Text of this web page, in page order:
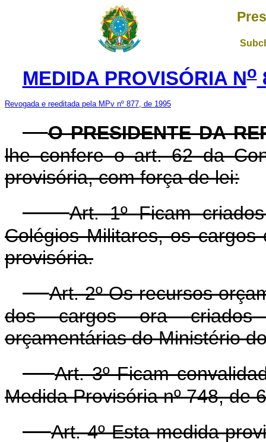
MEDIDA PROVISÓRIA No
Revogada e reeditada pela MPv nº 877, de 1995
O PRESIDENTE DA
lhe confere o art. 62 da
provisória, com força de lei:
Art. 1º Ficam
Colégios Militares, os
provisória.
Art. 2º Os recursos
dos cargos ora criados
orçamentárias do Ministério
Art. 3º Ficam
Medida Provisória nº 748, de
Art. 4º Esta medida